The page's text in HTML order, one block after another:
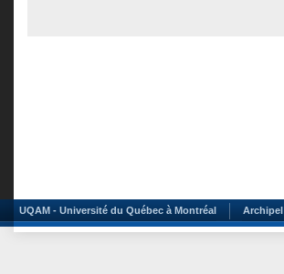
UQAM - Université du Québec à Montréal Archipel